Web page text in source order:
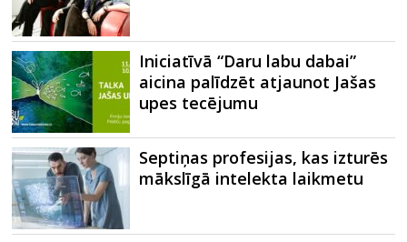
Iniciatīvā “Daru labu dabai”
aicina palīdzēt atjaunot Jašas
upes tecējumu
Septiņas profesijas, kas izturēs
mākslīgā intelekta laikmetu